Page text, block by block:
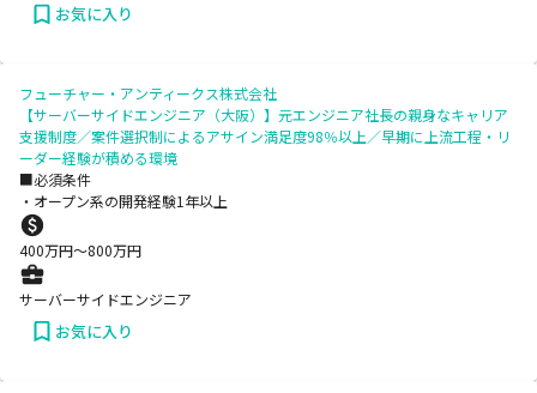
お気に入り
フューチャー・アンティークス株式会社
【サーバーサイドエンジニア（大阪）】元エンジニア社長の親身なキャリア
支援制度／案件選択制によるアサイン満足度98％以上／早期に上流工程・リ
ーダー経験が積める環境
■必須条件
・オープン系の開発経験1年以上
400万円〜800万円
サーバーサイドエンジニア
お気に入り